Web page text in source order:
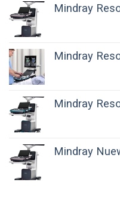
Mindray
Mindray
Mindray
Mindray